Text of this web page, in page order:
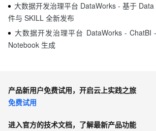
大数据开发治理平台 DataWorks - 基于
件与 SKILL 全新发布
大数据开发治理平台 DataWorks - ChatBI
Notebook 生成
产品新用户免费试用，开启云上实践之旅
免费试用
进入官方的技术文档，了解最新产品功能